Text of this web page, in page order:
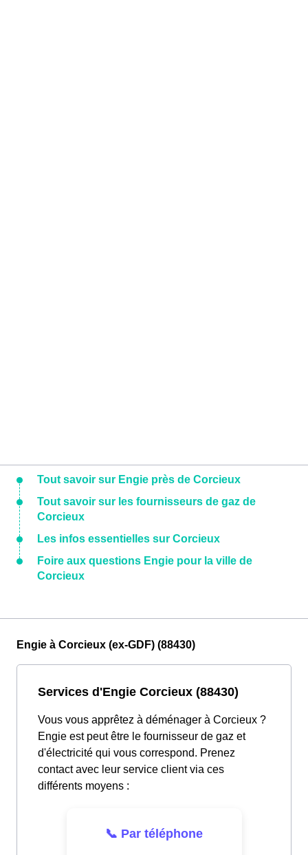
Tout savoir sur Engie près de Corcieux
Tout savoir sur les fournisseurs de gaz de
Corcieux
Les infos essentielles sur Corcieux
Foire aux questions Engie pour la ville de
Corcieux
Engie à Corcieux (ex-GDF) (88430)
Services d'Engie Corcieux (88430)
Vous vous apprêtez à déménager à Corcieux ?
Engie est peut être le fournisseur de gaz et
d'électricité qui vous correspond. Prenez
contact avec leur service client via ces
différents moyens :
📞 Par téléphone